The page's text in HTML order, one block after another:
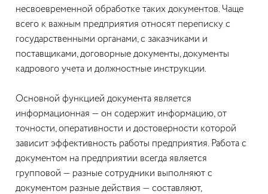
несвоевременной обработке таких документов. Чаще
всего к важным предприятия относят переписку с
государственными органами, с заказчиками и
поставщиками, договорные документы, документы
кадрового учета и должностные инструкции.
Основной функцией документа является
информационная — он содержит информацию, от
точности, оперативности и достоверности которой
зависит эффективность работы предприятия. Работа с
документом на предприятии всегда является
групповой — разные сотрудники выполняют с
документом разные действия — составляют,